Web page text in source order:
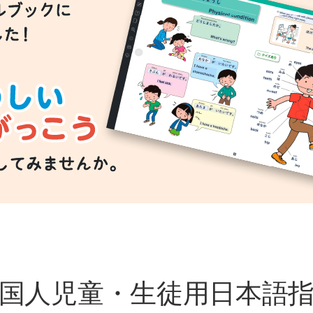
人児童・生徒用日本語